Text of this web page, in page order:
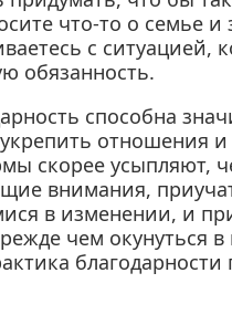
что-то о семье и
с ситуацией,
обязанность.
способна
отношения
скорее усыпляют,
внимания,
в изменении, и
чем окунуться